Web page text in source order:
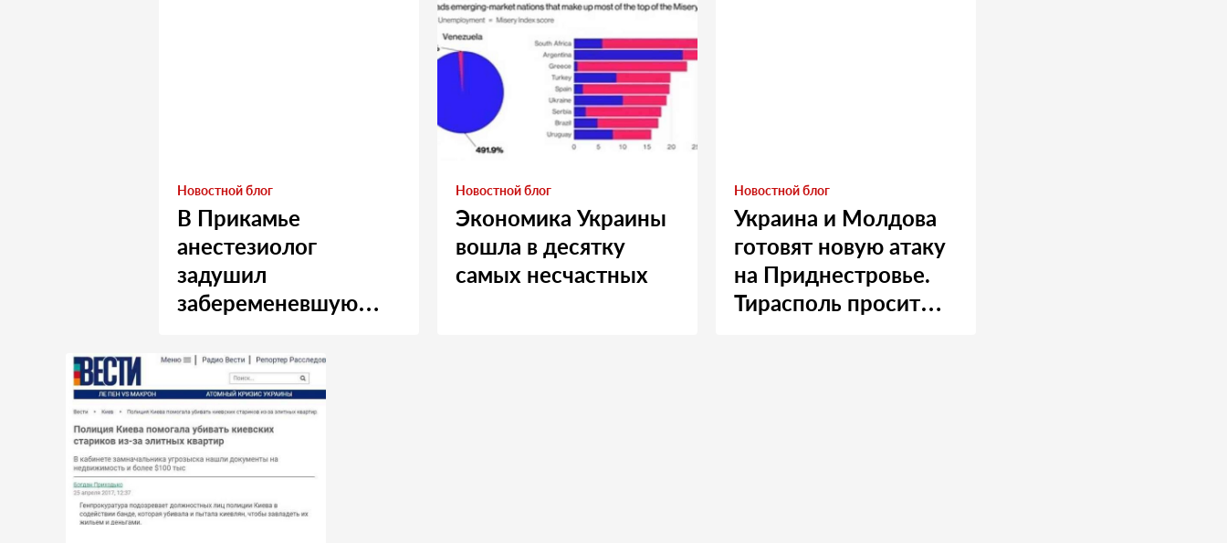
Новостной блог
В Прикамье
анестезиолог
задушил
забеременевшую
Новостной блог
Экономика Украины
вошла в десятку
самых несчастных
Новостной блог
Украина и Молдова
готовят новую атаку
на Приднестровье.
Тирасполь просит